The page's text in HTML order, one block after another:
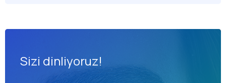
Sizi dinliyoruz!